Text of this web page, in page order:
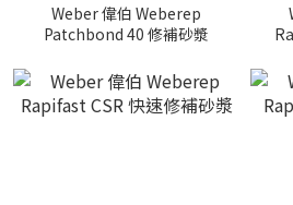
Weber 偉伯 Weberep
Patchbond 40 修補砂漿